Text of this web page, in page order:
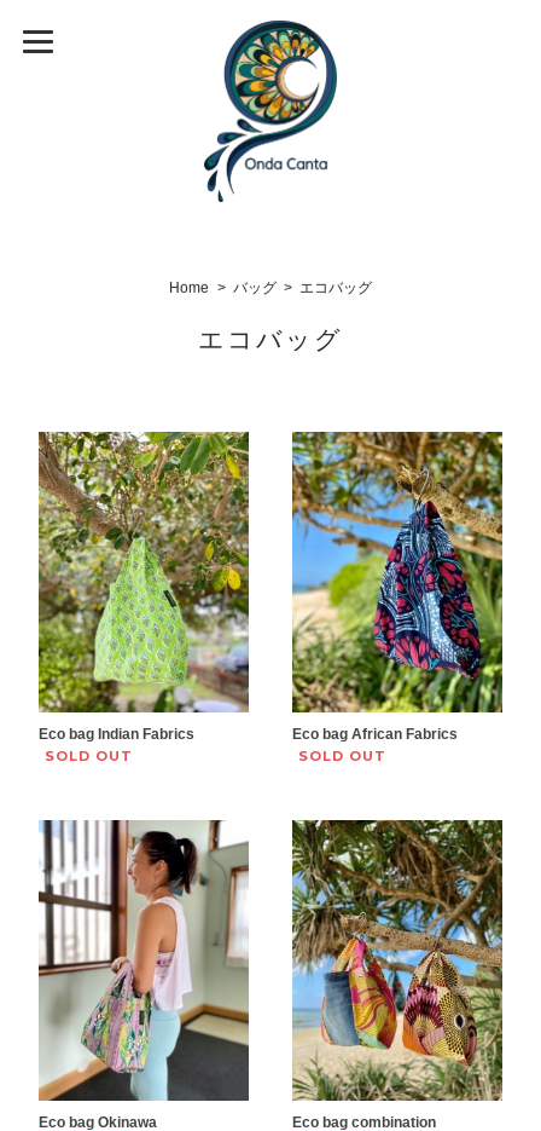
Home バッグ エコバッグ
エコバッグ
Eco bag Indian Fabrics
SOLD OUT
Eco bag African Fabrics
SOLD OUT
Eco bag Okinawa Eco bag combination